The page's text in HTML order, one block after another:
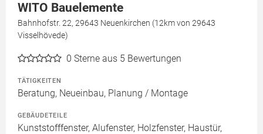
WITO Bauelemente
Bahnhofstr. 22, 29643 Neuenkirchen (12km von 29643
Visselhövede)
0 Sterne aus 5 Bewertungen
TÄTIGKEITEN
Beratung, Neueinbau, Planung / Montage
GEBÄUDETEILE
Kunststofffenster, Alufenster, Holzfenster, Haustür,